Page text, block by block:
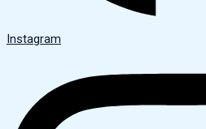
Instagram